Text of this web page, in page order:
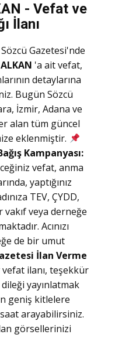
- Vefat ve
İlanı
Gazetesi'nde
'a ait vefat,
detaylarına
Bugün Sözcü
İzmir, Adana ve
alan tüm güncel
eklenmiştir.
Kampanyası:
vefat, anma
yaptığınız
TEV, ÇYDD,
vakıf veya derneğe
Acınızı
de bir umut
İlan Verme
ilanı, teşekkür
dileği yayınlatmak
geniş kitlelere
arayabilirsiniz.
görsellerinizi